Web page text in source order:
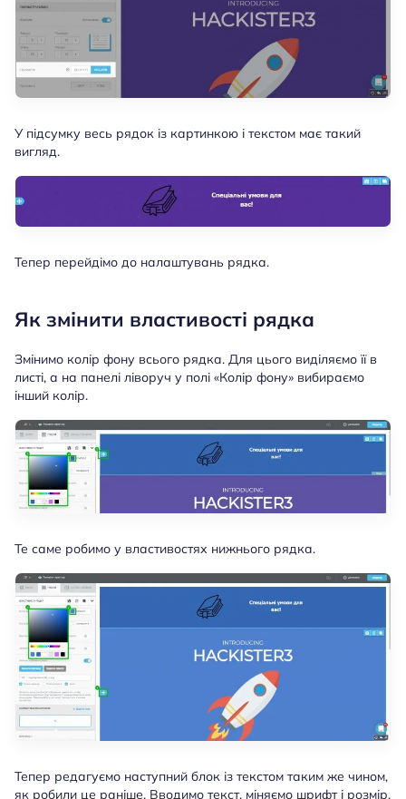
У підсумку весь рядок із картинкою і текстом має такий
вигляд.
Тепер перейдімо до налаштувань рядка.
Як змінити властивості рядка
Змінимо колір фону всього рядка. Для цього виділяємо її в
листі, а на панелі ліворуч у полі «Колір фону» вибираємо
інший колір.
Те саме робимо у властивостях нижнього рядка.
Тепер редагуємо наступний блок із текстом таким же чином,
як робили це раніше. Вводимо текст, міняємо шрифт і розмір.